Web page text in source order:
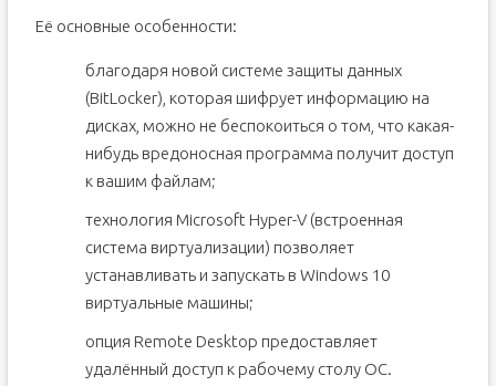
мобильными устройствами (MDM)
Обновление c помощью программы командной строки
Обновление путем приобретения лицензии в Microsoft
Store
Срок действия лицензии истек
Пример сценария
Поддерживаемые схемы понижения версии
Её основные особенности:
благодаря новой системе защиты данных
(BitLocker), которая шифрует информацию на
дисках, можно не беспокоиться о том, что какая-
нибудь вредоносная программа получит доступ
к вашим файлам;
технология Microsoft Hyper-V (встроенная
система виртуализации) позволяет
устанавливать и запускать в Windows 10
виртуальные машины;
опция Remote Desktop предоставляет
удалённый доступ к рабочему столу ОС.